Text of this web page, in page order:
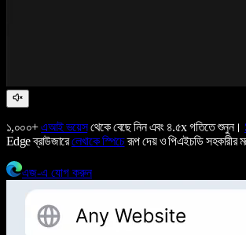
১,০০০+এআই ভয়েসথেকে বেছে নিন এবং ৪.৫x গতিতে শুনুন।
Edge ব্রাউজারেলেখাকে স্পিচেরূপ দেয় ও পিএইচডি সহকারীর
এজ-এ যোগ করুন